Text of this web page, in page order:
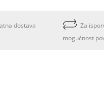
dostava
Za
mogućnost